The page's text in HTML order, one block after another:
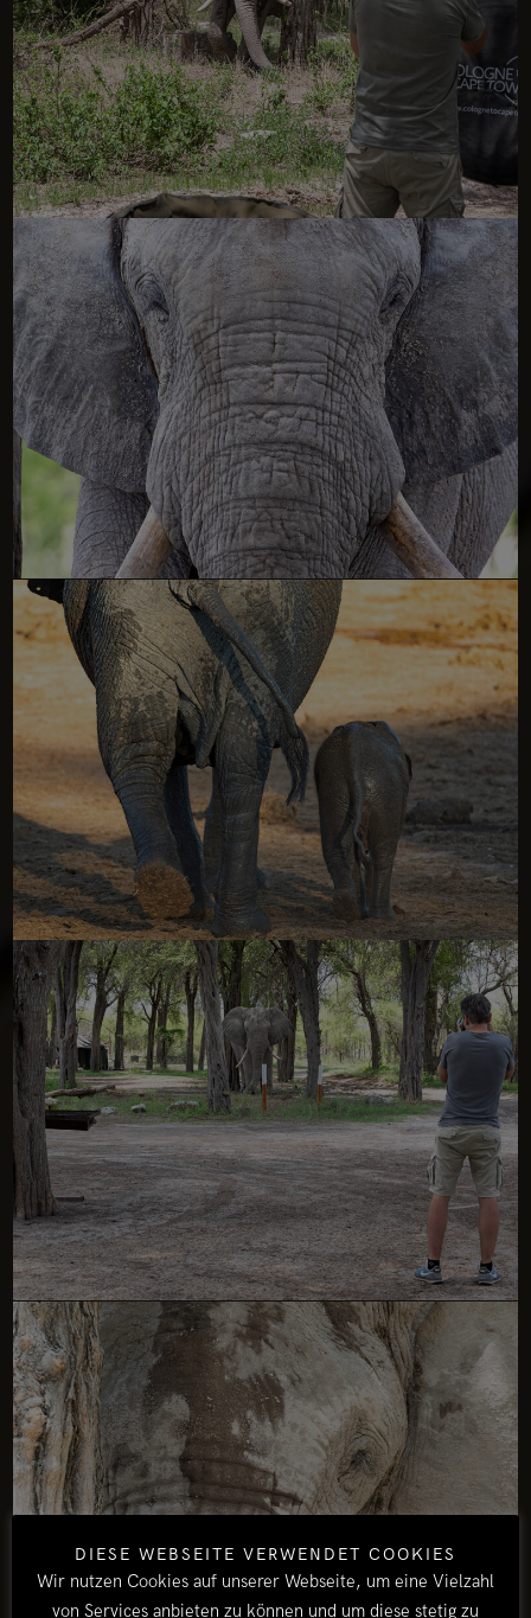
DIESE WEBSEITE VERWENDET COOKIES
Wir nutzen Cookies auf unserer Webseite, um eine Vielzahl
von Services anbieten zu können und um diese stetig zu